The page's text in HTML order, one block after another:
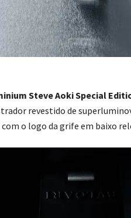
Steve Aoki Special
revestido de
o logo da grife em baixo